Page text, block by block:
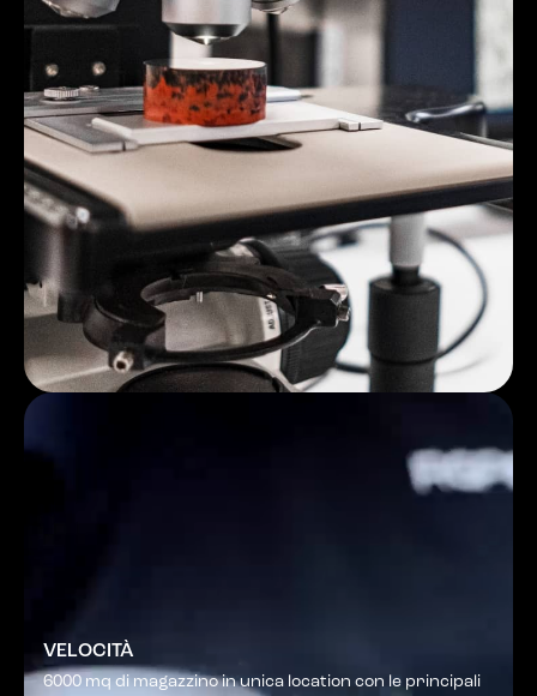
VELOCITÀ
6000 mq di magazzino in unica location con le principali